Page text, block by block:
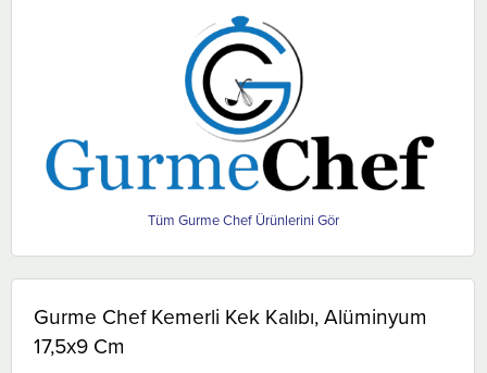
Gurme Chef
Gurme Chef Kemerli Kek Kalıbı, Alüminyum
17,5x9 Cm